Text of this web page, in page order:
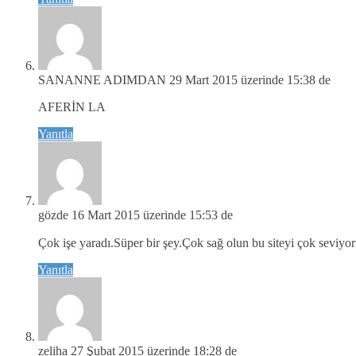
SANANNE ADIMDAN 29 Mart 2015 üzerinde 15:38 de
AFERİN LA
Yanıtla
gözde 16 Mart 2015 üzerinde 15:53 de
Çok işe yaradı.Süper bir şey.Çok sağ olun bu siteyi çok
Yanıtla
zeliha 27 Şubat 2015 üzerinde 18:28 de